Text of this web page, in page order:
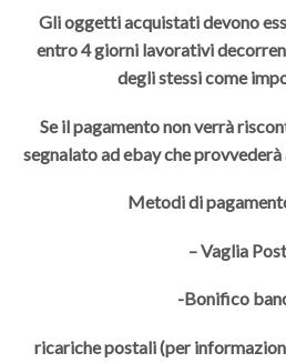
Gli oggetti acquistati devono
entro 4 giorni lavorativi
degli stessi come
Se il pagamento non verrà
segnalato ad ebay che
Metodi di
– Vaglia
-Bonifico
ricariche postali (per